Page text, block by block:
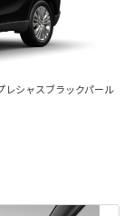
シャスブラックパール